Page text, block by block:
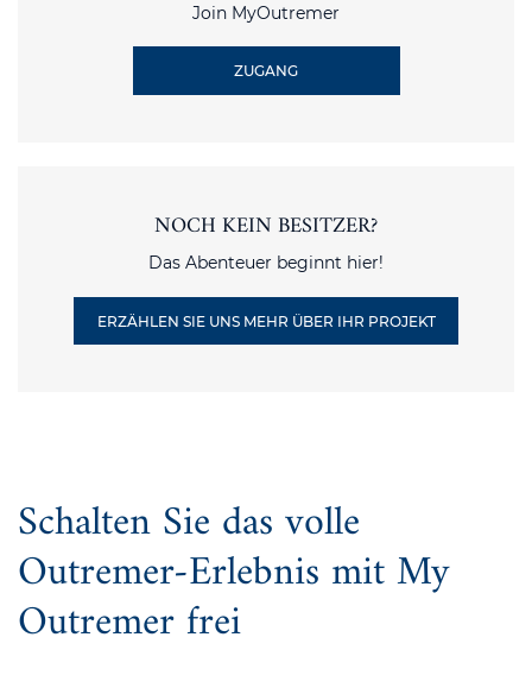
Join MyOutremer
ZUGANG
NOCH KEIN BESITZER?
Das Abenteuer beginnt hier!
ERZÄHLEN SIE UNS MEHR ÜBER IHR PROJEKT
Schalten Sie das volle
Outremer-Erlebnis mit My
Outremer frei